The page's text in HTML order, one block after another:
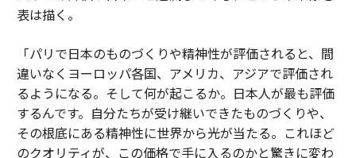
表は描く。
「パリで日本のものづくりや精神性が評価されると、間
違いなくヨーロッパ各国、アメリカ、アジアで評価され
るようになる。そして何が起こるか。日本人が最も評価
するんです。自分たちが受け継いできたものづくりや、
その根底にある精神性に世界から光が当たる。これほど
のクオリティが、この価格で手に入るのかと驚きに変わ